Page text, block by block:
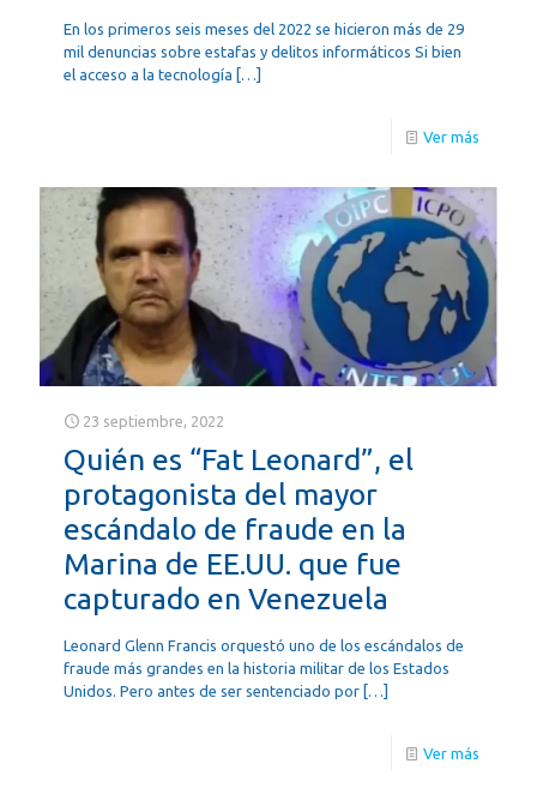
En los primeros seis meses del 2022 se hicieron más de 29
mil denuncias sobre estafas y delitos informáticos Si bien
el acceso a la tecnología […]
Ver más
23 septiembre, 2022
Quién es “Fat Leonard”, el
protagonista del mayor
escándalo de fraude en la
Marina de EE.UU. que fue
capturado en Venezuela
Leonard Glenn Francis orquestó uno de los escándalos de
fraude más grandes en la historia militar de los Estados
Unidos. Pero antes de ser sentenciado por […]
Ver más